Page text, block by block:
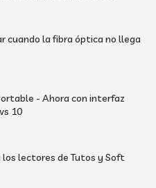
cuando la fibra óptica no llega
- Ahora con interfaz
10
los lectores de Tutos y Soft